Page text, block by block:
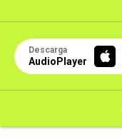
Descarga
AudioPlayer